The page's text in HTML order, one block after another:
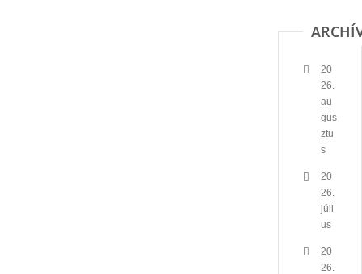
20
26.
au
gus
ztu
s
20
26.
júli
us
20
26.